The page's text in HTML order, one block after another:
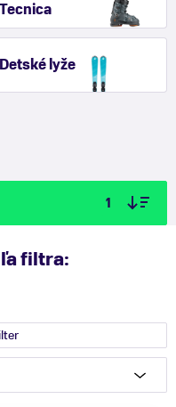
Tecnica
Detské lyže
1
filtra: